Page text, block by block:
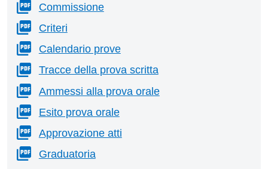
Commissione
Criteri
Calendario prove
Tracce della prova scritta
Ammessi alla prova orale
Esito prova orale
Approvazione atti
Graduatoria